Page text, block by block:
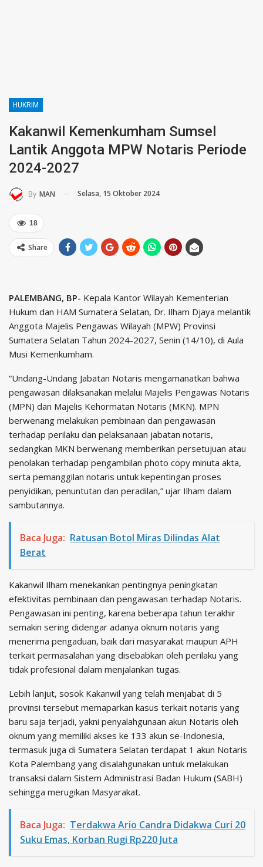
HUKRIM
Kakanwil Kemenkumham Sumsel
Lantik Anggota MPW Notaris Periode
2024-2027
By MAN Selasa, 15 Oktober 2024
18
Share
PALEMBANG, BP- Kepala Kantor Wilayah Kementerian
Hukum dan HAM Sumatera Selatan, Dr. Ilham Djaya melantik
Anggota Majelis Pengawas Wilayah (MPW) Provinsi
Sumatera Selatan Tahun 2024-2027, Senin (14/10), di Aula
Musi Kemenkumham.
“Undang-Undang Jabatan Notaris mengamanatkan bahwa
pengawasan dilaksanakan melalui Majelis Pengawas Notaris
(MPN) dan Majelis Kehormatan Notaris (MKN). MPN
berwenang melakukan pembinaan dan pengawasan
terhadap perilaku dan pelaksanaan jabatan notaris,
sedangkan MKN berwenang memberikan persetujuan atau
penolakan terhadap pengambilan photo copy minuta akta,
serta pemanggilan notaris untuk kepentingan proses
penyidikan, penuntutan dan peradilan,” ujar Ilham dalam
sambutannya.
Baca Juga: Ratusan Botol Miras Dilindas Alat
Berat
Kakanwil Ilham menekankan pentingnya peningkatan
efektivitas pembinaan dan pengawasan terhadap Notaris.
Pengawasan ini penting, karena beberapa tahun terakhir
semakin sering didengar adanya oknum notaris yang
menerima pengaduan, baik dari masyarakat maupun APH
terkait permasalahan yang disebabkan oleh perilaku yang
tidak profesional dalam menjalankan tugas.
Lebih lanjut, sosok Kakanwil yang telah menjabat di 5
provinsi tersebut memaparkan kasus terkait notaris yang
baru saja terjadi, yakni penyalahgunaan akun Notaris oleh
oknum yang memiliki akses ke 133 akun se-Indonesia,
termasuk juga di Sumatera Selatan terdapat 1 akun Notaris
Kota Palembang yang disalahgunakan untuk melakukan
transaksi dalam Sistem Administrasi Badan Hukum (SABH)
sehingga merugikan Masyarakat.
Baca Juga: Terdakwa Ario Candra Didakwa Curi 20
Suku Emas, Korban Rugi Rp220 Juta